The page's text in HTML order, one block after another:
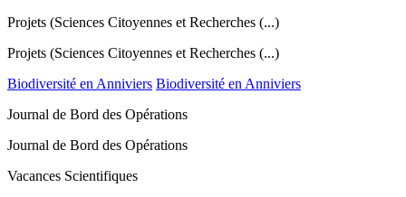
Projets (Sciences Citoyennes et Recherches (...)
Projets (Sciences Citoyennes et Recherches (...)
Biodiversité en Anniviers Biodiversité en Anniviers
Journal de Bord des Opérations
Journal de Bord des Opérations
Vacances Scientifiques